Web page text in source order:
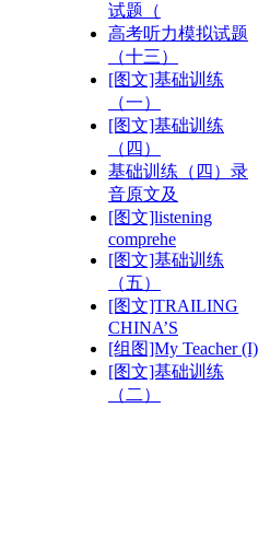
试题（
高考听力模拟试题
（十三）
[图文]基础训练
（一）
[图文]基础训练
（四）
基础训练（四）录
音原文及
[图文]listening
comprehe
[图文]基础训练
（五）
[图文]TRAILING
CHINA’S
[组图]My Teacher (I)
[图文]基础训练
（二）